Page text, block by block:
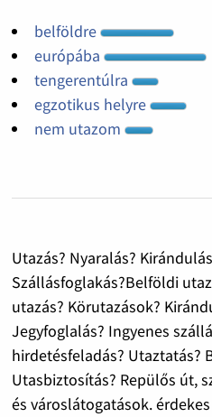
belföldre
európába
tengerentúlra
egzotikus helyre
nem utazom
Utazás? Nyaralás?
Szállásfoglakás?Belföldi
utazás? Körutazások?
Jegyfoglalás? Ingyenes
hirdetésfeladás? Utaztatás?
Utasbiztosítás? Repülős út,
és városlátogatások.